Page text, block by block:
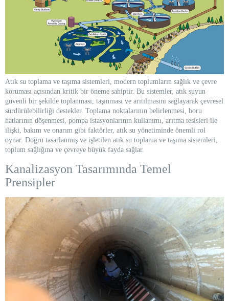
Atık su toplama ve taşıma sistemleri, modern toplumların sağlık ve çevre
koruması açısından kritik bir öneme sahiptir. Bu sistemler, atık suyun
güvenli bir şekilde toplanması, taşınması ve arıtılmasını sağlayarak çevresel
sürdürülebilirliği destekler. Toplama noktalarının belirlenmesi, boru
hatlarının döşenmesi, pompa istasyonlarının kullanımı, arıtma tesisleri ile
ilişki, bakım ve onarım gibi faktörler, atık su yönetiminde önemli rol
oynar. Doğru tasarlanmış ve işletilen atık su toplama ve taşıma sistemleri,
toplum sağlığına ve çevreye büyük fayda sağlar.
Kanalizasyon Tasarımında Temel
Prensipler